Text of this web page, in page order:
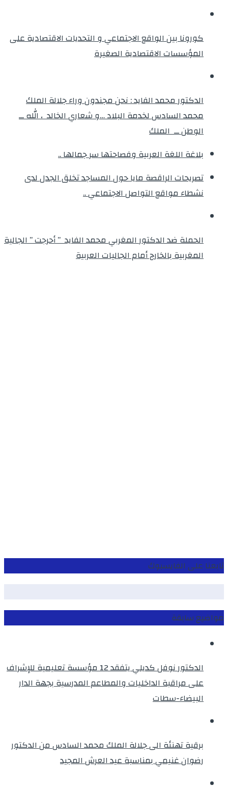
كورونا بين الواقع الاجتماعي و التحديات الاقتصادية على
المؤسسات الاقتصادية الصغيرة
الدكتور محمد الفايد : نحن مجندون وراء جلالة الملك
محمد السادس لخدمة البلاد …و شعاري الخالد ، الله ــ
الوطن ــ الملك
بلاغة اللغة العربية وفصاحتها سر جمالها ..
تصريحات الراقصة مايا حول المساجد تخلق الجدل لدى
نشطاء مواقع التواصل الاجتماعي ..
الحملة ضد الدكتور المغربي محمد الفايد ” أحرجت ” الجالية
المغربية بالخارج أمام الجاليات العربية
تابعنا على الفايسبوك
مواضيع سابقة
الدكتور نوفل كديلي يتفقد 12 مؤسسة تعليمية للإشراف
على مراقبة الداخليات والمطاعم المدرسية بجهة الدار
البيضاء-سطات
برقية تهنئة الى جلالة الملك محمد السادس من الدكتور
رضوان غنيمي بمناسبة عيد العرش المجيد